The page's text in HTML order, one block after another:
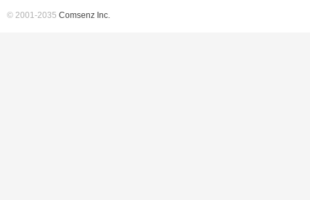
© 2001-2035 Comsenz Inc.